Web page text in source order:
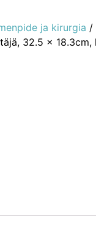
ja kirurgia /
32.5 x 18.3cm,